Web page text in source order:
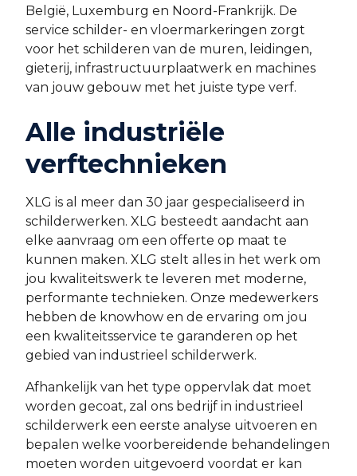
België, Luxemburg en Noord-Frankrijk. De
service schilder- en vloermarkeringen zorgt
voor het schilderen van de muren, leidingen,
gieterij, infrastructuurplaatwerk en machines
van jouw gebouw met het juiste type verf.
Alle industriële
verftechnieken
XLG is al meer dan 30 jaar gespecialiseerd in
schilderwerken. XLG besteedt aandacht aan
elke aanvraag om een offerte op maat te
kunnen maken. XLG stelt alles in het werk om
jou kwaliteitswerk te leveren met moderne,
performante technieken. Onze medewerkers
hebben de knowhow en de ervaring om jou
een kwaliteitsservice te garanderen op het
gebied van industrieel schilderwerk.
Afhankelijk van het type oppervlak dat moet
worden gecoat, zal ons bedrijf in industrieel
schilderwerk een eerste analyse uitvoeren en
bepalen welke voorbereidende behandelingen
moeten worden uitgevoerd voordat er kan